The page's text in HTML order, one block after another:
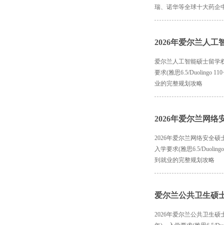
瑞、诺华等全球十大药企
2026年爱尔兰人工
爱尔兰人工智能硕士留学
要求(雅思6.5/Duolingo
业的完整规划攻略
2026年爱尔兰网络
2026年爱尔兰网络安全硕
入学要求(雅思6.5/
到就业的完整规划攻略
爱尔兰公共卫生硕
2026年爱尔兰公共卫生硕